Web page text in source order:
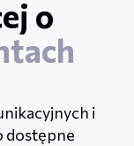
o
i
dostępne